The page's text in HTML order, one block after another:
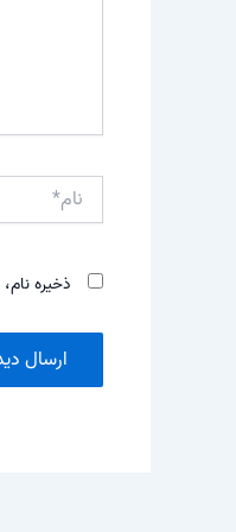
نام*
ذخیره